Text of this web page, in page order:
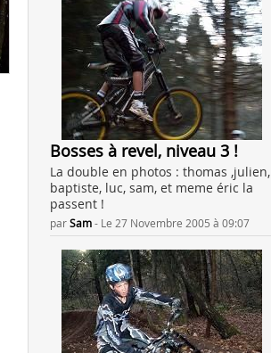
Bosses à revel, niveau 3 !
La double en photos : thomas ,julien,
baptiste, luc, sam, et meme éric la
passent !
parSam- Le 27 Novembre 2005 à 09:07